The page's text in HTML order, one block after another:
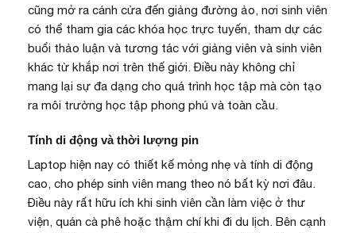
cũng mở ra cánh cửa đến giảng đường ảo, nơi sinh viên
có thể tham gia các khóa học trực tuyến, tham dự các
buổi thảo luận và tương tác với giảng viên và sinh viên
khác từ khắp nơi trên thế giới. Điều này không chỉ
mang lại sự đa dạng cho quá trình học tập mà còn tạo
ra môi trường học tập phong phú và toàn cầu.
Tính di động và thời lượng pin
Laptop hiện nay có thiết kế mỏng nhẹ và tính di động
cao, cho phép sinh viên mang theo nó bất kỳ nơi đâu.
Điều này rất hữu ích khi sinh viên cần làm việc ở thư
viện, quán cà phê hoặc thậm chí khi đi du lịch. Bên cạnh